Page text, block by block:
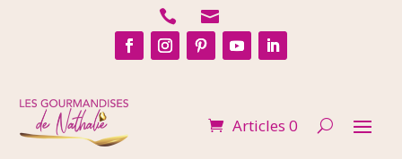
 
Articles 0